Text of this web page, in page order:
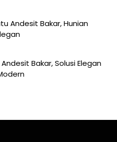
Andesit Bakar, Hunian
Bakar, Solusi Elegan